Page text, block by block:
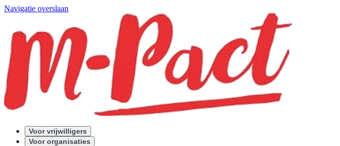
Navigatie overslaan
Voor vrijwilligers
Voor organisaties